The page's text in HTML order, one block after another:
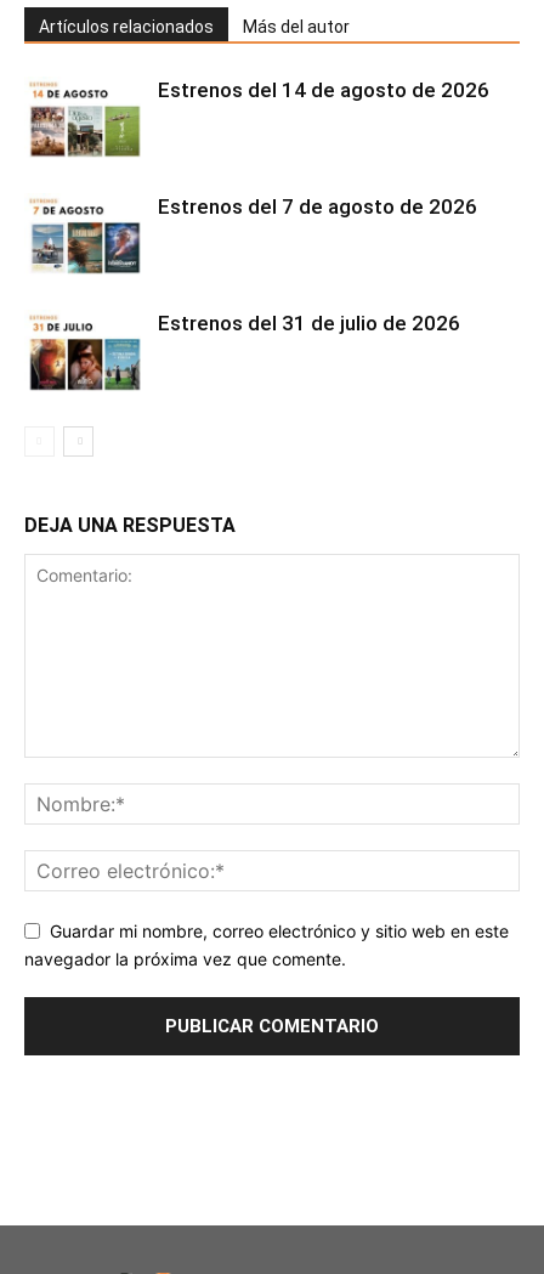
Artículos relacionados Más del autor
Estrenos del 14 de agosto de 2026
Estrenos del 7 de agosto de 2026
Estrenos del 31 de julio de 2026
DEJA UNA RESPUESTA
Guardar mi nombre, correo electrónico y sitio web en este
navegador la próxima vez que comente.